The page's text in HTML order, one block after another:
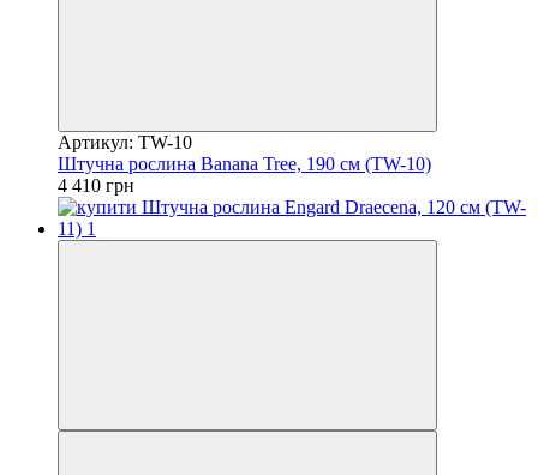
Артикул: TW-10
Штучна рослина Banana Tree, 190 см (TW-10)
4 410 грн